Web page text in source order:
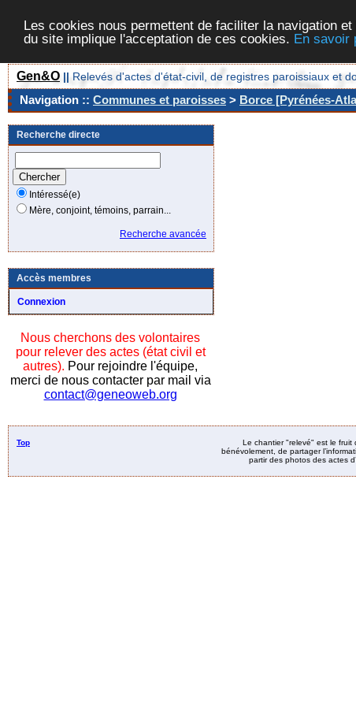
Les cookies nous permettent de faciliter la navigation
du site implique l'acceptation de ces cookies. En savoir
Gen&O || Relevés d'actes d'état-civil, de registres paroissiaux et
Navigation :: Communes et paroisses > Borce [Pyrénées-
Recherche directe
Intéressé(e)
Mère, conjoint, témoins, parrain...
Recherche avancée
Accès membres
Connexion
Nous cherchons des volontaires
pour relever des actes (état civil et
autres). Pour rejoindre l'équipe,
merci de nous contacter par mail via
contact@geneoweb.org
Top
Le chantier "relevé" est le fruit
bénévolement, de partager
partir des photos des actes